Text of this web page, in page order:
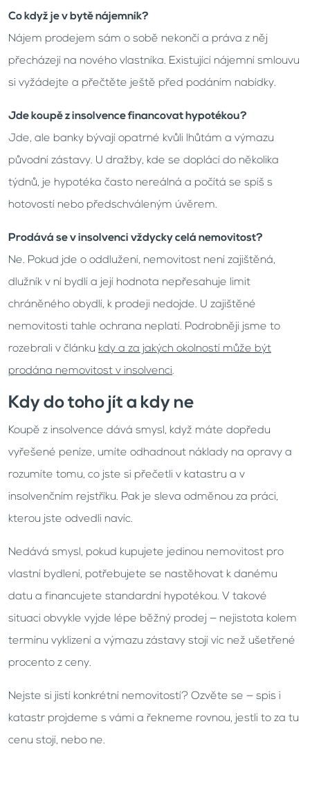
Co když je v bytě nájemník?
Nájem prodejem sám o sobě nekončí a práva z něj
přecházejí na nového vlastníka. Existující nájemní smlouvu
si vyžádejte a přečtěte ještě před podáním nabídky.
Jde koupě z insolvence financovat hypotékou?
Jde, ale banky bývají opatrné kvůli lhůtám a výmazu
původní zástavy. U dražby, kde se doplácí do několika
týdnů, je hypotéka často nereálná a počítá se spíš s
hotovostí nebo předschváleným úvěrem.
Prodává se v insolvenci vždycky celá nemovitost?
Ne. Pokud jde o oddlužení, nemovitost není zajištěná,
dlužník v ní bydlí a její hodnota nepřesahuje limit
chráněného obydlí, k prodeji nedojde. U zajištěné
nemovitosti tahle ochrana neplatí. Podrobněji jsme to
rozebrali v článku kdy a za jakých okolností může být
prodána nemovitost v insolvenci.
Kdy do toho jít a kdy ne
Koupě z insolvence dává smysl, když máte dopředu
vyřešené peníze, umíte odhadnout náklady na opravy a
rozumíte tomu, co jste si přečetli v katastru a v
insolvenčním rejstříku. Pak je sleva odměnou za práci,
kterou jste odvedli navíc.
Nedává smysl, pokud kupujete jedinou nemovitost pro
vlastní bydlení, potřebujete se nastěhovat k danému
datu a financujete standardní hypotékou. V takové
situaci obvykle vyjde lépe běžný prodej — nejistota kolem
termínu vyklizení a výmazu zástavy stojí víc než ušetřené
procento z ceny.
Nejste si jistí konkrétní nemovitostí? Ozvěte se — spis i
katastr projdeme s vámi a řekneme rovnou, jestli to za tu
cenu stojí, nebo ne.